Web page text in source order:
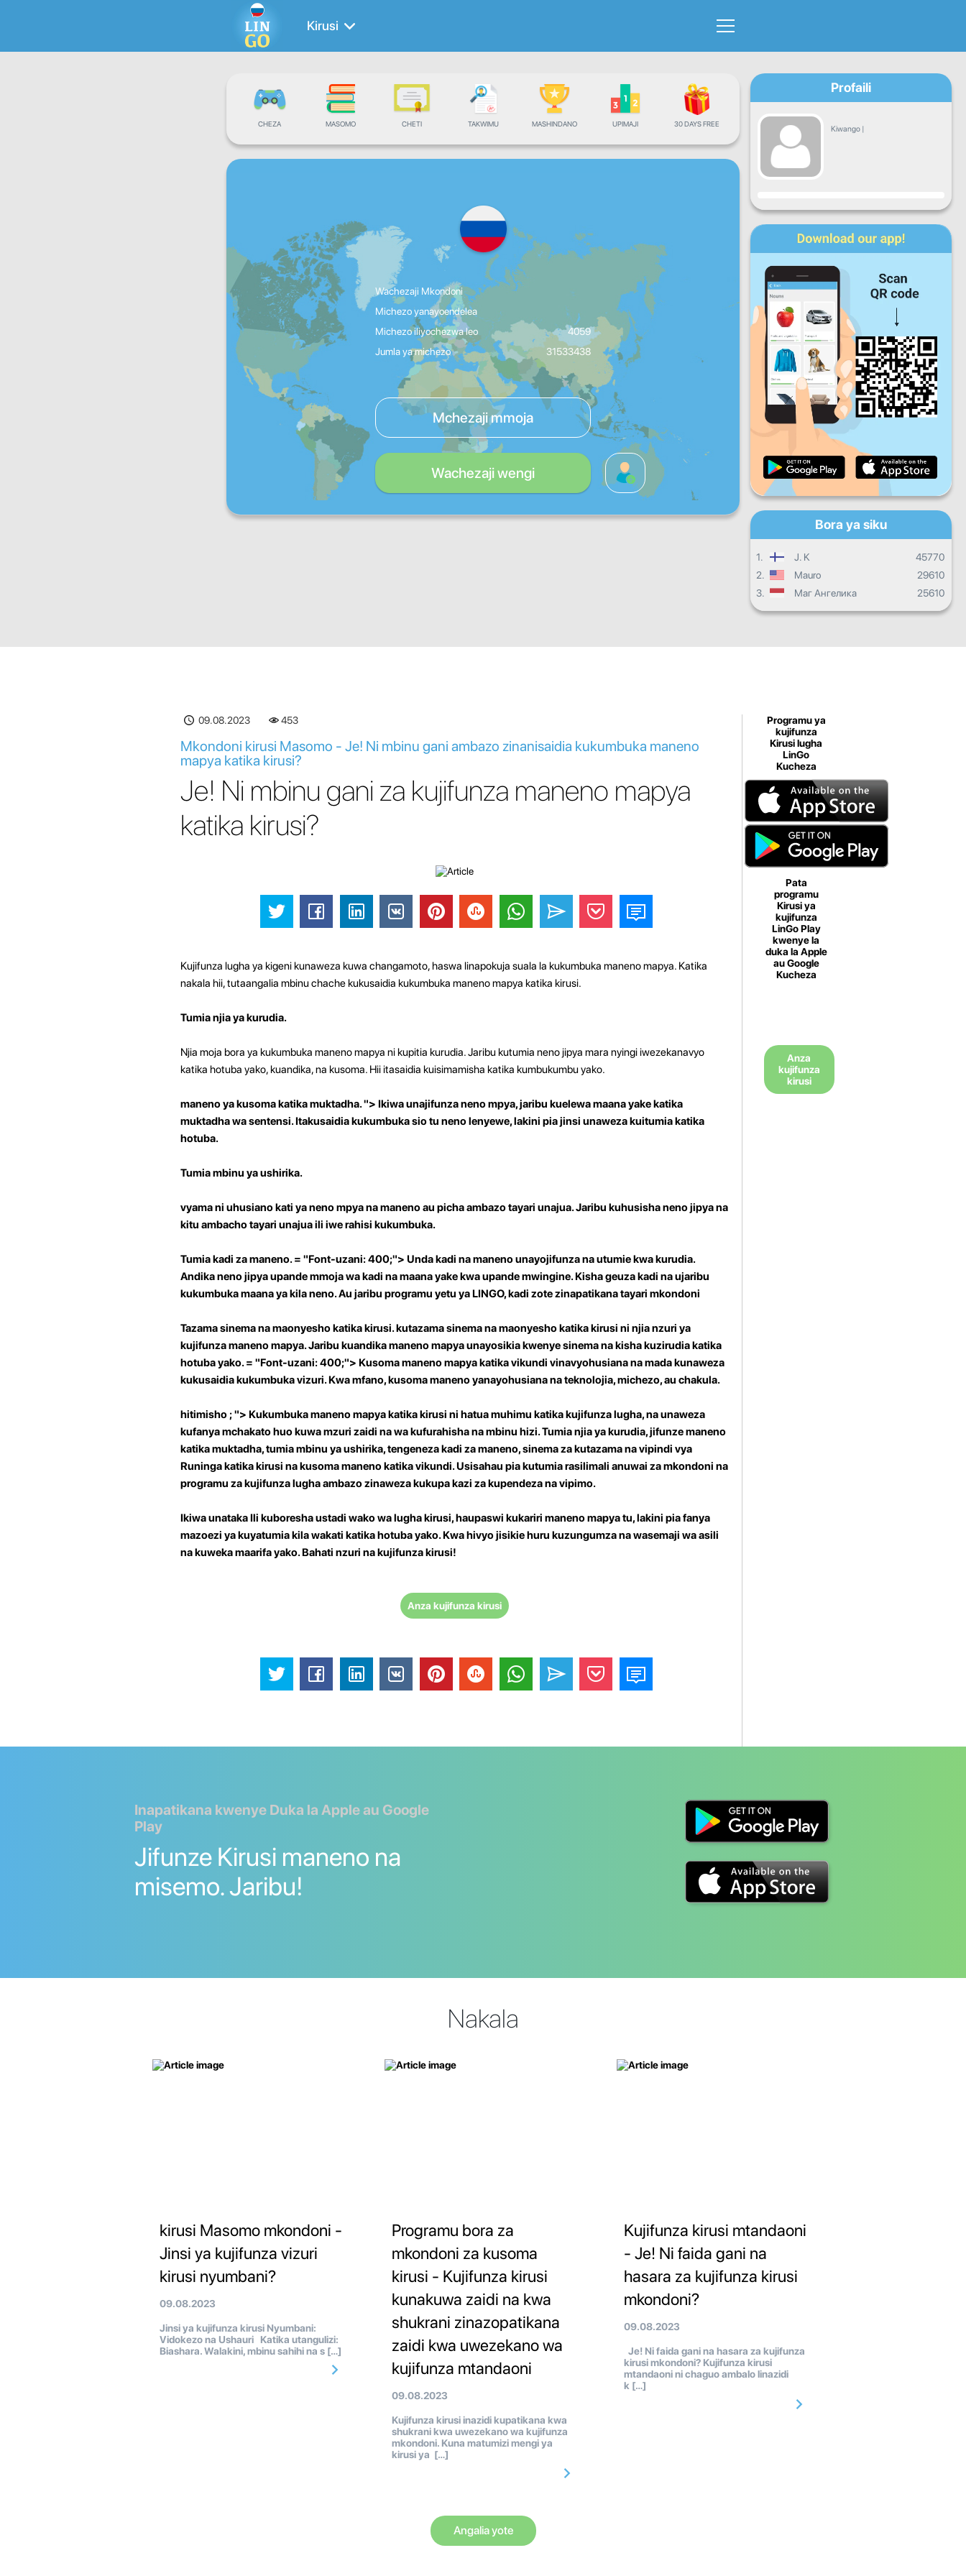
Kirusi
CHEZA MASOMO CHETI TAKWIMU MASHINDANO UPIMAJI 30 DAYS FREE
Wachezaji Mkondoni
Michezo yanayoendelea
Michezo iliyochezwa leo
4059
Jumla ya michezo
31533438
Mchezaji mmoja
Wachezaji wengi
Profaili
Kiwango |
Maendeleo
Jumatatu JumatanoAlhamisi
Jumamosi Jumapili
Maendeleo ya kila siku
Maendeleo ya kila mwezi
Maendeleo ya jumla
Bora ya siku
1. J. K
45770
2.
Mauro
29610
3.
Маг Ангелика 25610
09.08.2023 454
Mkondoni kirusi Masomo - Je! Ni mbinu gani ambazo zinanisaidia kukumbuka maneno
mapya katika kirusi?
Je! Ni mbinu gani za kujifunza maneno mapya
katika kirusi?
Kujifunza lugha ya kigeni kunaweza kuwa changamoto, haswa linapokuja suala la kukumbuka maneno mapya. Katika
nakala hii, tutaangalia mbinu chache kukusaidia kukumbuka maneno mapya katika kirusi.
Tumia njia ya kurudia.
Njia moja bora ya kukumbuka maneno mapya ni kupitia kurudia. Jaribu kutumia neno jipya mara nyingi iwezekanavyo
katika hotuba yako, kuandika, na kusoma. Hii itasaidia kuisimamisha katika kumbukumbu yako.
maneno ya kusoma katika muktadha. "> Ikiwa unajifunza neno mpya, jaribu kuelewa maana yake katika
muktadha wa sentensi. Itakusaidia kukumbuka sio tu neno lenyewe, lakini pia jinsi unaweza kuitumia katika
hotuba.
Tumia mbinu ya ushirika.
vyama ni uhusiano kati ya neno mpya na maneno au picha ambazo tayari unajua. Jaribu kuhusisha neno jipya na
kitu ambacho tayari unajua ili iwe rahisi kukumbuka.
Tumia kadi za maneno. = "Font-uzani: 400;"> Unda kadi na maneno unayojifunza na utumie kwa kurudia.
Andika neno jipya upande mmoja wa kadi na maana yake kwa upande mwingine. Kisha geuza kadi na ujaribu
kukumbuka maana ya kila neno. Au jaribu programu yetu ya LINGO, kadi zote zinapatikana tayari mkondoni
Tazama sinema na maonyesho katika kirusi.kutazama sinema na maonyesho katika kirusi ni njia nzuri ya
kujifunza maneno mapya. Jaribu kuandika maneno mapya unayosikia kwenye sinema na kisha kuzirudia katika
hotuba yako. = "Font-uzani: 400;"> Kusoma maneno mapya katika vikundi vinavyohusiana na mada kunaweza
kukusaidia kukumbuka vizuri. Kwa mfano, kusoma maneno yanayohusiana na teknolojia, michezo, au chakula.
hitimisho ; "> Kukumbuka maneno mapya katika kirusi ni hatua muhimu katika kujifunza lugha, na unaweza
kufanya mchakato huo kuwa mzuri zaidi na wa kufurahisha na mbinu hizi. Tumia njia ya kurudia, jifunze maneno
katika muktadha, tumia mbinu ya ushirika, tengeneza kadi za maneno, sinema za kutazama na vipindi vya
Runinga katika kirusi na kusoma maneno katika vikundi. Usisahau pia kutumia rasilimali anuwai za mkondoni na
programu za kujifunza lugha ambazo zinaweza kukupa kazi za kupendeza na vipimo.
Ikiwa unataka Ili kuboresha ustadi wako wa lugha kirusi, haupaswi kukariri maneno mapya tu, lakini pia fanya
mazoezi ya kuyatumia kila wakati katika hotuba yako. Kwa hivyo jisikie huru kuzungumza na wasemaji wa asili
na kuweka maarifa yako. Bahati nzuri na kujifunza kirusi!
Anza kujifunza kirusi
Programu ya
kujifunza
Kirusi lugha
LinGo
Kucheza
Pata
programu
Kirusi ya
kujifunza
LinGo Play
kwenye la
duka la Apple
au Google
Kucheza
Anza
kujifunza
kirusi
Inapatikana kwenye Duka la Apple au Google
Play
Jifunze Kirusi maneno na
misemo. Jaribu!
Nakala
kirusi Masomo mkondoni -
Jinsi ya kujifunza vizuri
kirusi nyumbani?
09.08.2023
Jinsi ya kujifunza kirusi Nyumbani:
Vidokezo na Ushauri Katika utangulizi:
Biashara. Walakini, mbinu sahihi na s […]
Programu bora za
mkondoni za kusoma
kirusi - Kujifunza kirusi
kunakuwa zaidi na kwa
shukrani zinazopatikana
zaidi kwa uwezekano wa
kujifunza mtandaoni
09.08.2023
Kujifunza kirusi inazidi kupatikana kwa
shukrani kwa uwezekano wa kujifunza
mkondoni. Kuna matumizi mengi ya
kirusi ya […]
Kujifunza kirusi mtandaoni
- Je! Ni faida gani na
hasara za kujifunza kirusi
mkondoni?
09.08.2023
Je! Ni faida gani na hasara za kujifunza
kirusi mkondoni? Kujifunza kirusi
mtandaoni ni chaguo ambalo linazidi
k […]
Angalia yote